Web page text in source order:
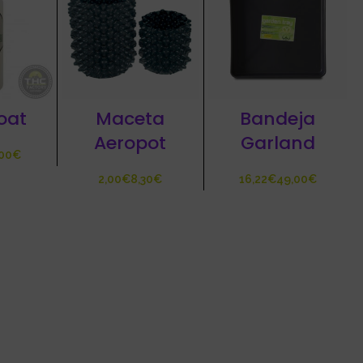
€
Maceta
Aeropot
€ €
Bandeja
Garland
€ €